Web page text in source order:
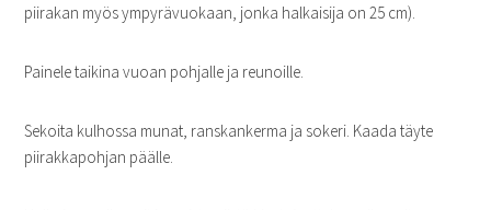
piirakan myös ympyrävuokaan, jonka halkaisija on 25 cm).
Painele taikina vuoan pohjalle ja reunoille.
Sekoita kulhossa munat, ranskankerma ja sokeri. Kaada täyte
piirakkapohjan päälle.